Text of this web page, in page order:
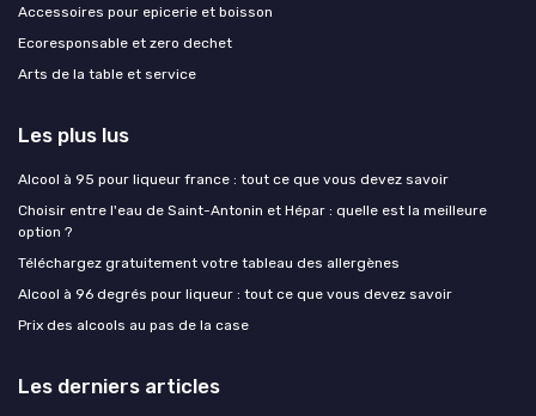
Accessoires pour epicerie et boisson
Ecoresponsable et zero dechet
Arts de la table et service
Les plus lus
Alcool à 95 pour liqueur france : tout ce que vous devez savoir
Choisir entre l'eau de Saint-Antonin et Hépar : quelle est la meilleure
option ?
Téléchargez gratuitement votre tableau des allergènes
Alcool à 96 degrés pour liqueur : tout ce que vous devez savoir
Prix des alcools au pas de la case
Les derniers articles